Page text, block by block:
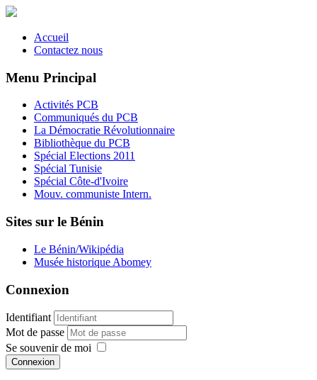
Accueil
Contactez nous
Menu Principal
Activités PCB
Communiqués du PCB
La Démocratie Révolutionnaire
Bibliothèque du PCB
Spécial Elections 2011
Spécial Tunisie
Spécial Côte-d'Ivoire
Mouv. communiste Intern.
Sites sur le Bénin
Le Bénin/Wikipédia
Musée historique Abomey
Connexion
Identifiant
Mot de passe
Se souvenir de moi
Connexion